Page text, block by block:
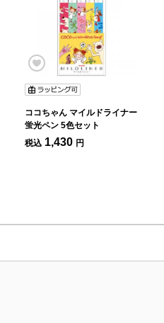
ココちゃん マイルドライナー
蛍光ペン 5色セット
税込 1,430 円